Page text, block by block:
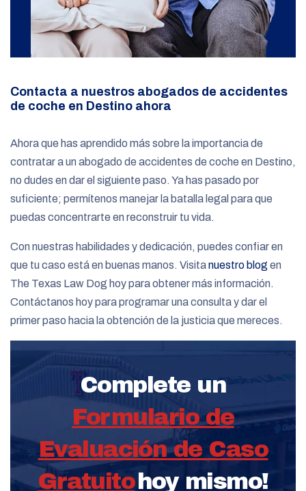
Contacta a nuestros abogados de accidentes
de coche en Destino ahora
Ahora que has aprendido más sobre la importancia de
contratar a un abogado de accidentes de coche en Destino,
no dudes en dar el siguiente paso. Ya has pasado por
suficiente; permítenos manejar la batalla legal para que
puedas concentrarte en reconstruir tu vida.
Con nuestras habilidades y dedicación, puedes confiar en
que tu caso está en buenas manos. Visitanuestro blog en
The Texas Law Dog hoy para obtener más información.
Contáctanos hoy para programar una consulta y dar el
primer paso hacia la obtención de la justicia que mereces.
Complete un
Formulario de
Evaluación de Caso
Gratuitohoy mismo!